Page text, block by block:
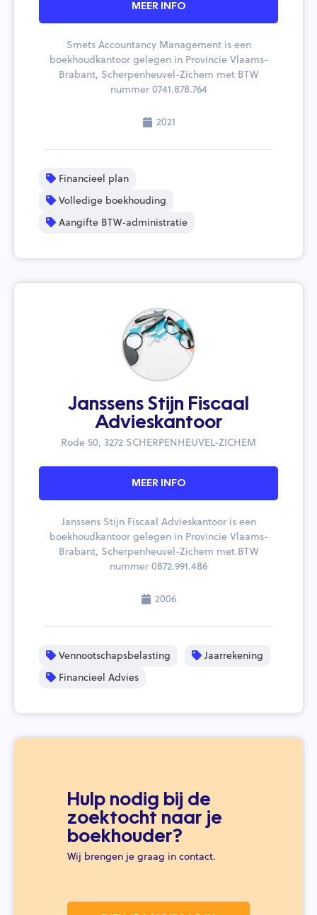
MEER INFO
Smets Accountancy Management is een
boekhoudkantoor gelegen in Provincie Vlaams-
Brabant, Scherpenheuvel-Zichem met BTW
nummer 0741.878.764
2021
Financieel plan
Volledige boekhouding
Aangifte BTW-administratie
Janssens Stijn Fiscaal
Advieskantoor
Rode 50, 3272 SCHERPENHEUVEL-ZICHEM
MEER INFO
Janssens Stijn Fiscaal Advieskantoor is een
boekhoudkantoor gelegen in Provincie Vlaams-
Brabant, Scherpenheuvel-Zichem met BTW
nummer 0872.991.486
2006
Vennootschapsbelasting
Jaarrekening
Financieel Advies
Hulp nodig bij de
zoektocht naar je
boekhouder?
Wij brengen je graag in contact.